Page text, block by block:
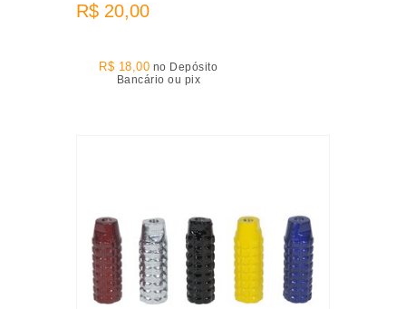
R$ 20,00
R$ 18,00 no Depósito
Bancário ou pix